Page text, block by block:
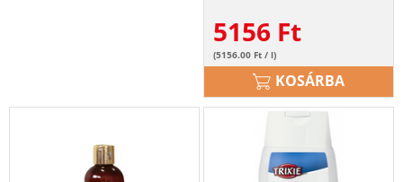
5156 Ft
(5156.00 Ft / l)
KOSÁRBA